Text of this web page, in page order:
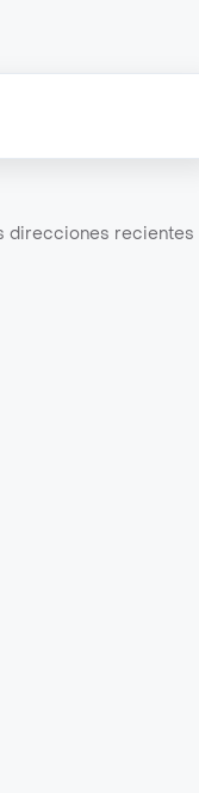
direcciones recientes